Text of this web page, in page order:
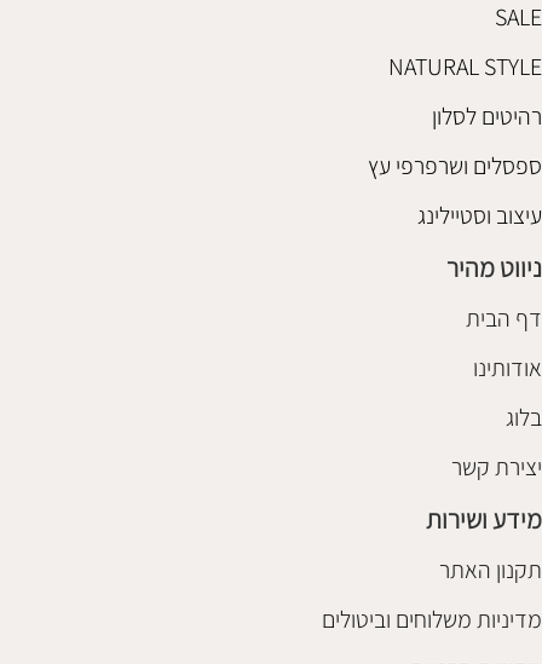
SALE
NATURAL STYLE
רהיטים לסלון
ספסלים ושרפרפי עץ
עיצוב וסטיילינג
ניווט מהיר
דף הבית
אודותינו
בלוג
יצירת קשר
מידע ושירות
תקנון האתר
מדיניות משלוחים וביטולים